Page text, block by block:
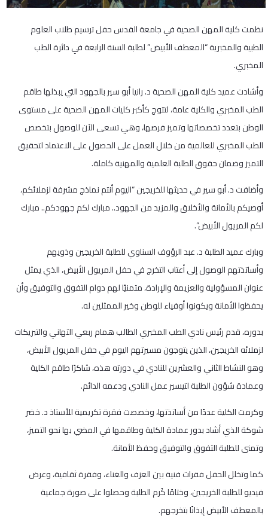
نظمت كلية المهن الصحية في جامعة القدس حفل ترسيم طلاب العلوم
الطبية والمخبرية “المعطف الأبيض” لطلبة السنة الرابعة في دائرة الطب
المخبري.
وأشادت عميد كلية المهن الصحية د. رانيا أبو سير بالجهود التي يبذلها طاقم
الطب المخبري والكلية عامة، لتتوج كأكبر كليات المهن الصحية على مستوى
الوطن بتعدد تخصصاتها وتميز فرصها، وهي تسعى الآن للوصول بتخصص
الطب المخبري للعالمية من خلال العمل على الحصول على الاعتماد لتحقيق
التميز وضمان حقوق الطلبة العلمية والمهنية كاملة.
وأضافت د. أبو سير في حديثها للخريجين “اليوم أنتم نماذج مشرفة لزملائكم،
أوصيكم بالأمانة والأخلاق والمزيد من الجهود.. مبارك لكم جهودكم.. مبارك
لكم المريول الأبيض”.
وبارك عميد الطلبة د. عبد الرؤوف السناوي للطلبة الخريجين وذويهم
وأساتذتهم الوصول إلى أعتاب التخرج في حفل المريول الأبيض، الذي يمثل
عنوان المسؤولية والعزيمة والإرادة، متمنيًا لهم دوام التفوق والتوفيق وأن
يحفظوا الأمانة ويكونوا أوفياء للوطن وخير الممثلين له.
بدوره، قدم رئيس نادي الطب المخبري الطالب همام ربعي التهاني والتبريكات
لزملائه الخريجين، الذين يتوجون مسيرتهم اليوم في حفل المريول الأبيض،
وهو النشاط الثاني والعشرين للنادي في دورته هذه، شاكرًا طاقم الكلية
وعمادة شؤون الطلبة لتيسير عمل النادي ودعمه الدائم.
وكرمت الكلية عددًا من أساتذتها، وخصصت فقرة تكريمية للأستاذ د. خضر
شوكة الذي أشاد بدور عمادة الكلية وطاقمها في المضي بها نحو التميز،
وتمنى للطلبة التفوق والتوفيق وحفظ الأمانة.
كما وتخلل الحفل فقرات فنية بين العزف والغناء، وفقرة ثقافية، وعرض
فيديو للطلبة الخريجين، وختامًا كُرم الطلبة وحصلوا على صورة جماعية
بالمعطف الأبيض إيذانًا بتخرجهم.